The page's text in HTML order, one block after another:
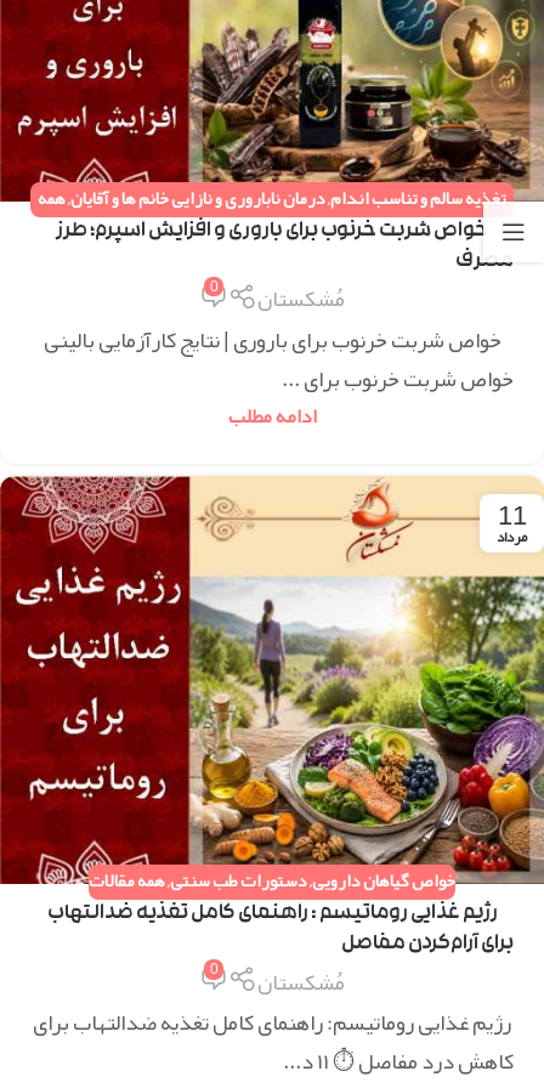
تغذیه سالم و تناسب اندام,درمان ناباروری و نازایی خانم ها و آقایان,همه
مقالاتخواص شربت خرنوب برای باروری و افزایش اسپرم؛ طرز
مصرف
مُشکستان 0
خواص شربت خرنوب برای باروری | نتایج کارآزمایی بالینی
خواص شربت خرنوب برای ...
ادامه مطلب
11
مرداد
خواص گیاهان دارویی,دستورات طب سنتی,همه مقالات
رژیم غذایی روماتیسم : راهنمای کامل تغذیه ضدالتهاب
برای آرام‌کردن مفاصل
مُشکستان 0
رژیم غذایی روماتیسم: راهنمای کامل تغذیه ضدالتهاب برای
کاهش درد مفاصل ⏱ ۱۱ د...